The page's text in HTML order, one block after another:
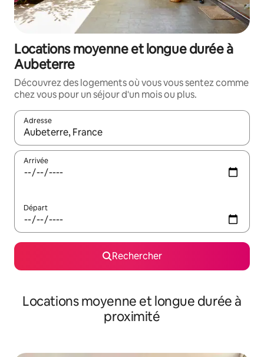
Locations moyenne et longue durée à
Aubeterre
Découvrez des logements où vous vous sentez comme
chez vous pour un séjour d'un mois ou plus.
Adresse
Lorsque les résultats s'affichent, utilisez les flèches vers le
Arrivée
Départ
Rechercher
Locations moyenne et longue durée à
proximité